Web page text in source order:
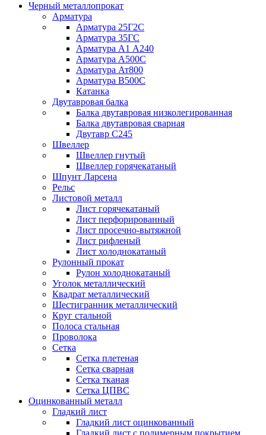
Черный металлопрокат
Арматура
Арматура 25Г2С
Арматура 35ГС
Арматура А1 А240
Арматура А500С
Арматура Ат800
Арматура В500С
Катанка
Двутавровая балка
Балка двутавровая низколегированная
Балка двутавровая сварная
Двутавр С245
Швеллер
Швеллер гнутый
Швеллер горячекатаный
Шпунт Ларсена
Рельс
Листовой металл
Лист горячекатаный
Лист перфорированный
Лист просечно-вытяжной
Лист рифленый
Лист холоднокатаный
Рулонный прокат
Рулон холоднокатаный
Уголок металлический
Квадрат металлический
Шестигранник металлический
Круг стальной
Полоса стальная
Проволока
Сетка
Сетка плетеная
Сетка сварная
Сетка тканая
Сетка ЦПВС
Оцинкованный металл
Гладкий лист
Гладкий лист оцинкованный
Гладкий лист с полимерным покрытием